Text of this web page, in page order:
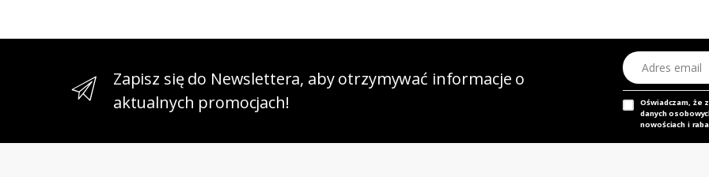
Zapisz się do Newslettera, aby otrzymywać informacje o
aktualnych promocjach!
Adres email
Oświadczam, że
danych
nowościach i